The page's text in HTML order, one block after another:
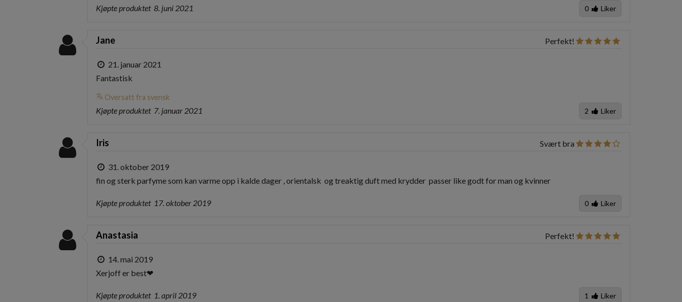
Kjøpte produktet 8. juni 2021 0 Liker
Perfekt!
Jane
21. januar 2021
Fantastisk
translate Oversatt fra svensk
Kjøpte produktet 7. januar 2021 2 Liker
Svært bra
Iris
31. oktober 2019
fin og sterk parfyme som kan varme opp i kalde dager , orientalsk  og treaktig duft med krydder  passer like godt for man og kvinner
Kjøpte produktet 17. oktober 2019 0 Liker
Perfekt!
Anastasia
14. mai 2019
Xerjoff er best❤
Kjøpte produktet 1. april 2019 1 Liker